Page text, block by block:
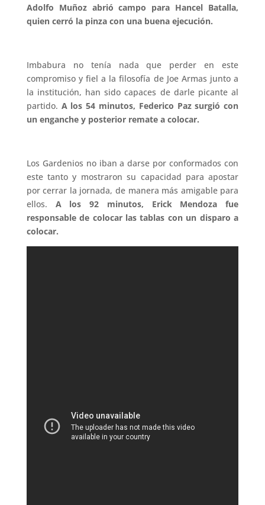
Adolfo Muñoz abrió campo para Hancel Batalla,
quien cerró la pinza con una buena ejecución.
Imbabura no tenía nada que perder en este
compromiso y fiel a la filosofía de Joe Armas junto a
la institución, han sido capaces de darle picante al
partido. A los 54 minutos, Federico Paz surgió con
un enganche y posterior remate a colocar.
Los Gardenios no iban a darse por conformados con
este tanto y mostraron su capacidad para apostar
por cerrar la jornada, de manera más amigable para
ellos. A los 92 minutos, Erick Mendoza fue
responsable de colocar las tablas con un disparo a
colocar.